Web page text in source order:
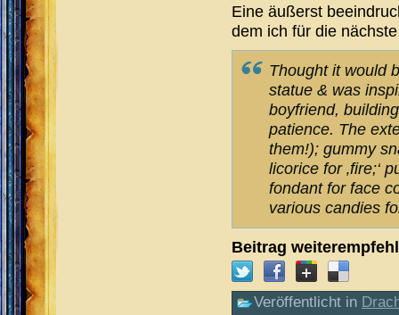
Eine äußerst
dem ich für die
Thought it would
statue & was
boyfriend,
patience. The
them!); gummy
licorice for ‚fire;‘
fondant for face
various candies
Beitrag
Veröffentlicht in